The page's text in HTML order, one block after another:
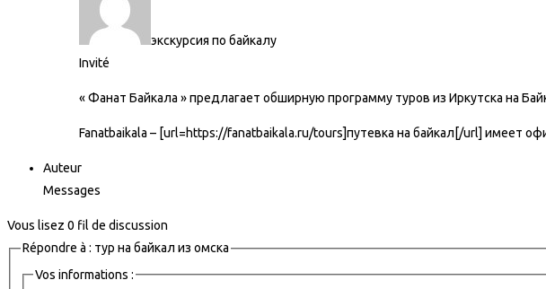
экскурсия по байкалу
Invité
« Фанат Байкала » предлагает обширную программу туров из Иркутска на
Fanatbaikala – [url=https://fanatbaikala.ru/tours]путевка на байкал[/url] имеет
Auteur
Messages
Vous lisez 0 fil de discussion
Répondre à : тур на байкал из омска
Vos informations :